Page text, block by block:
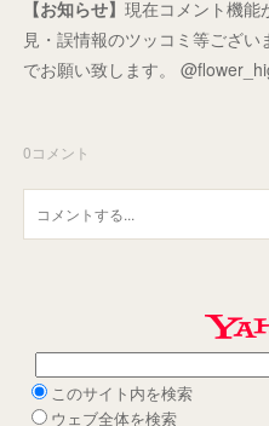
【お知らせ】 現在コメント機能
見・誤情報のツッコミ等ござ
でお願い致します。
0コメント